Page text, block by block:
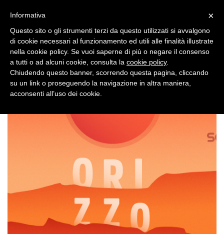
Toggle
Toggle
navigation
×
Informativa
Questo sito o gli strumenti terzi da questo utilizzati si avvalgono
di cookie necessari al funzionamento ed utili alle finalità illustrate
nella cookie policy. Se vuoi saperne di più o negare il consenso
a tutti o ad alcuni cookie, consulta la cookie policy.
Chiudendo questo banner, scorrendo questa pagina, cliccando
su un link o proseguendo la navigazione in altra maniera,
acconsenti all’uso dei cookie.